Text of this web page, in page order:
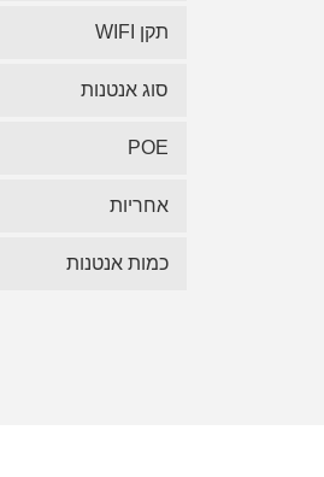
תקן WIFI
סוג אנטנות
POE
אחריות
כמות אנטנות